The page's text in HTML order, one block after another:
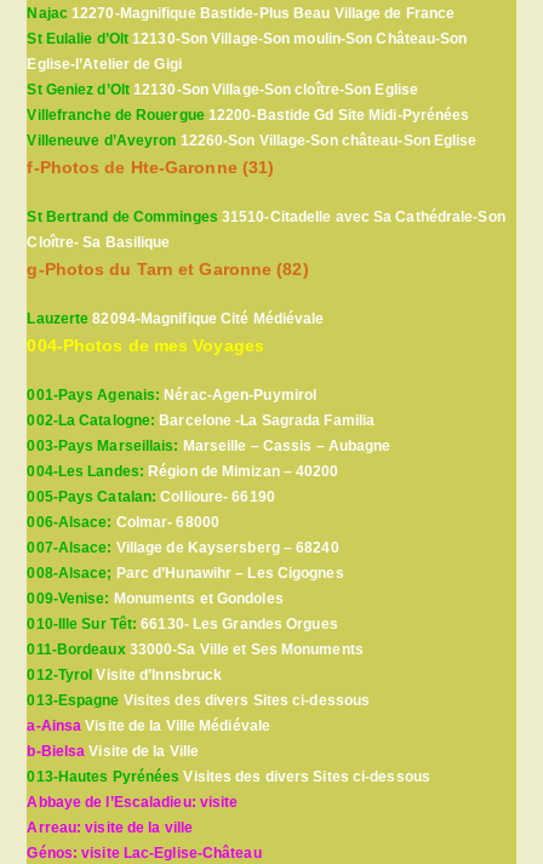
Najac12270-Magnifique Bastide-Plus Beau Village de France
St Eulalie d’Olt 12130-Son Village-Son moulin-Son Château-Son
Eglise-l’Atelier de Gigi
St Geniez d’Olt12130-Son Village-Son cloître-Son Eglise
Villefranche de Rouergue12200-Bastide Gd Site Midi-Pyrénées
Villeneuve d’Aveyron 12260-Son Village-Son château-Son Eglise
f-Photos de Hte-Garonne (31)
St Bertrand de Comminges 31510-Citadelle avec Sa Cathédrale-Son
Cloître- Sa Basilique
g-Photos du Tarn et Garonne (82)
Lauzerte 82094-Magnifique Cité Médiévale
004-Photos de mes Voyages
001-Pays Agenais: Nérac-Agen-Puymirol
002-La Catalogne: Barcelone -La Sagrada Familia
003-Pays Marseillais: Marseille – Cassis – Aubagne
004-Les Landes: Région de Mimizan – 40200
005-Pays Catalan:Collioure- 66190
006-Alsace: Colmar- 68000
007-Alsace: Village de Kaysersberg – 68240
008-Alsace; Parc d’Hunawihr – Les Cigognes
009-Venise: Monuments et Gondoles
010-Ille Sur Têt:66130- Les Grandes Orgues
011-Bordeaux33000-Sa Ville et Ses Monuments
012-Tyrol Visite d’Innsbruck
013-Espagne Visites des divers Sites ci-dessous
a-Ainsa Visite de la Ville Médiévale
b-Bielsa Visite de la Ville
013-Hautes Pyrénées Visites des divers Sites ci-dessous
Abbaye de l’Escaladieu: visite
Arreau: visite de la ville
Génos: visite Lac-Eglise-Château